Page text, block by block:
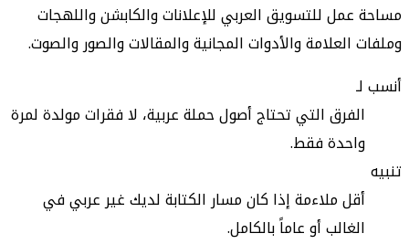
مساحة عمل للتسويق العربي للإعلانات والكابشن واللهجات
وملفات العلامة والأدوات المجانية والمقالات والصور والصوت.
أنسب لـ
الفرق التي تحتاج أصول حملة عربية، لا فقرات مولدة لمرة
واحدة فقط.
تنبيه
أقل ملاءمة إذا كان مسار الكتابة لديك غير عربي في
الغالب أو عاماً بالكامل.